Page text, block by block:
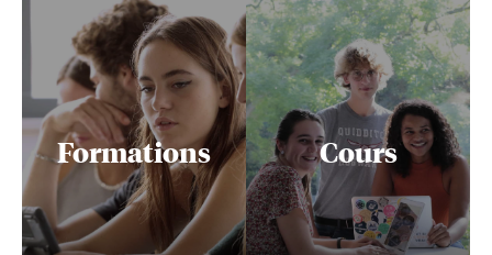
Formations Cours